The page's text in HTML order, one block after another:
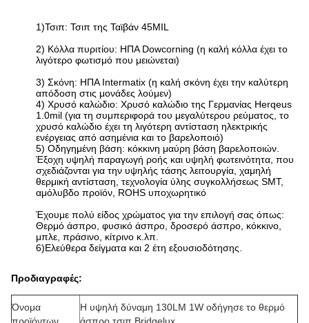
1)Τσιπ: Τσιπ της Ταϊβάν 45MIL
2) Κόλλα πυριτίου: ΗΠΑ Dowcorning (η καλή κόλλα έχει το
λιγότερο φωτισμό που μειώνεται)
3) Σκόνη: ΗΠΑ Intermatix (η καλή σκόνη έχει την καλύτερη
απόδοση στις μονάδες λούμεν)
4) Χρυσό καλώδιο: Χρυσό καλώδιο της Γερμανίας Herqeus
1.0mil (για τη συμπεριφορά του μεγαλύτερου ρεύματος, το
χρυσό καλώδιο έχει τη λιγότερη αντίσταση ηλεκτρικής
ενέργειας από ασημένια και το βαρελοποιό)
5) Οδηγημένη βάση: κόκκινη μαύρη βάση βαρελοποιών.
Έξοχη υψηλή παραγωγή ροής και υψηλή φωτεινότητα, που
σχεδιάζονται για την υψηλής τάσης λειτουργία, χαμηλή
θερμική αντίσταση, τεχνολογία ύλης συγκολλήσεως SMT,
αμόλυβδο προϊόν, ROHS υποχωρητικό
Έχουμε πολύ είδος χρώματος για την επιλογή σας όπως:
Θερμό άσπρο, φυσικό άσπρο, δροσερό άσπρο, κόκκινο,
μπλε, πράσινο, κίτρινο κ.λπ.
6)Ελεύθερα δείγματα και 2 έτη εξουσιοδότησης.
Προδιαγραφές:
Όνομα
Η υψηλή δύναμη 130LM 1W οδήγησε το θερμό